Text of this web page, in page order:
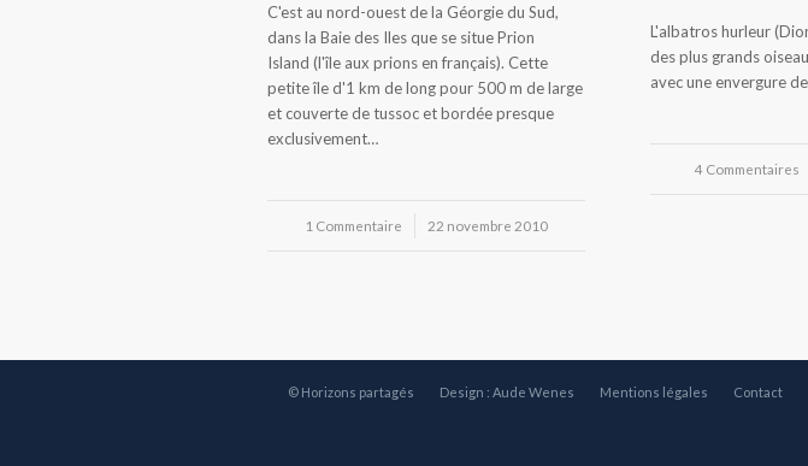
C'est au nord-ouest de la Géorgie du Sud,
dans la Baie des Iles que se situe Prion
Island (l'île aux prions en français). Cette
petite île d'1 km de long pour 500 m de large
et couverte de tussoc et bordée presque
exclusivement…
1 Commentaire
/ 22 novembre 2010
L'albatros hurleur
des plus grands
avec une envergure
4 Commentaires
/
© Horizons partagés Design : Aude Wenes Mentions légales Contact